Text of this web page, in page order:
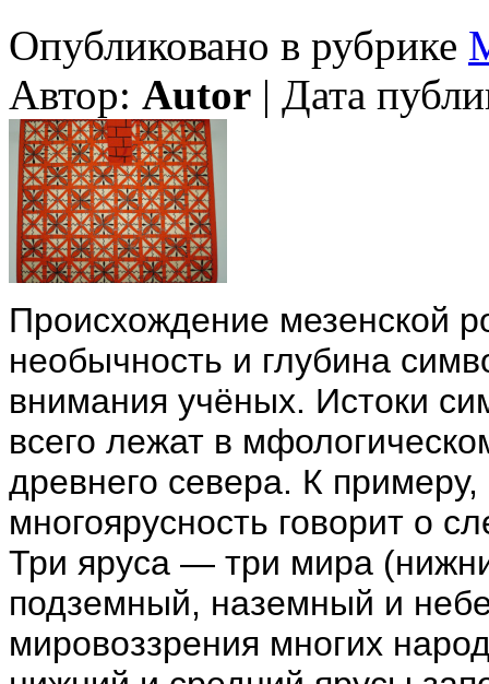
Опубликовано в рубрике
Автор: Autor | Дата
Происхождение мезенской
необычность и глубина
внимания учёных. Истоки
всего лежат в
древнего севера. К
многоярусность говорит о
Три яруса — три мира
подземный, наземный и
мировоззрения многих